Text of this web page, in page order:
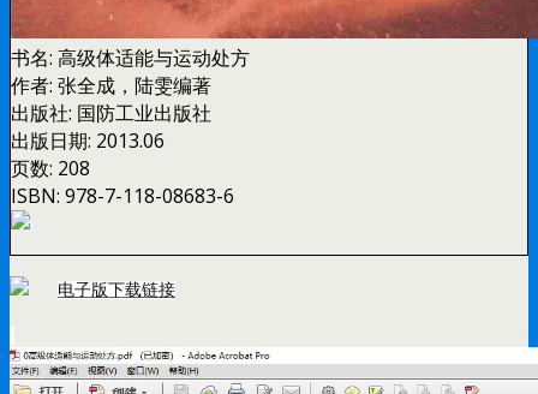
书名: 高级体适能与运动处方
作者: 张全成，陆雯编著
出版社: 国防工业出版社
出版日期: 2013.06
页数: 208
ISBN: 978-7-118-08683-6
电子版下载链接